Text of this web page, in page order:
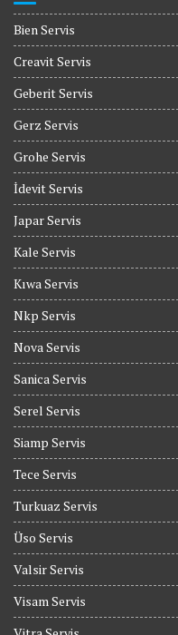
Bien Servis
Creavit Servis
Geberit Servis
Gerz Servis
Grohe Servis
İdevit Servis
Japar Servis
Kale Servis
Kıwa Servis
Nkp Servis
Nova Servis
Sanica Servis
Serel Servis
Siamp Servis
Tece Servis
Turkuaz Servis
Üso Servis
Valsir Servis
Visam Servis